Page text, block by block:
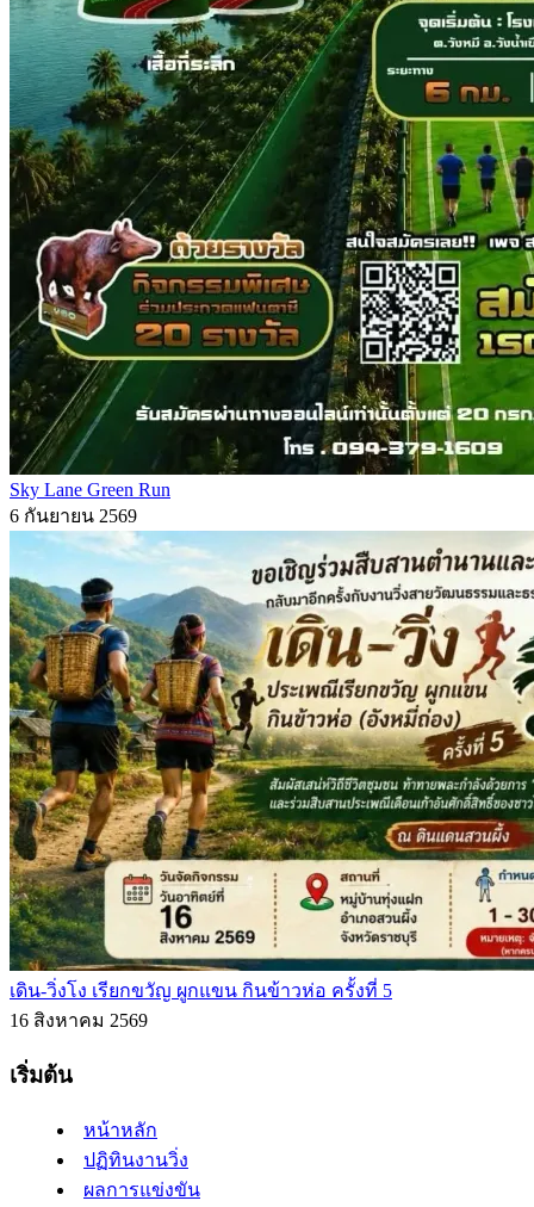
Sky Lane Green Run
6 กันยายน 2569
เดิน-วิ่งโง เรียกขวัญ ผูกแขน กินข้าวห่อ ครั้งที่ 5
16 สิงหาคม 2569
เริ่มต้น
หน้าหลัก
ปฏิทินงานวิ่ง
ผลการแข่งขัน